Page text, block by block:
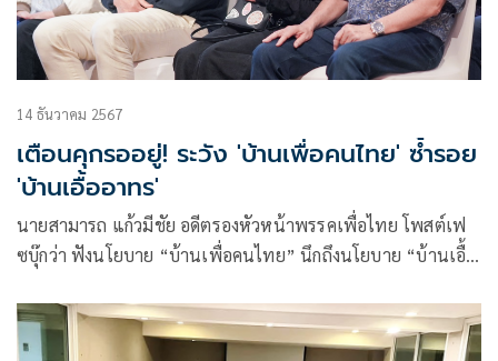
14 ธันวาคม 2567
เตือนคุกรออยู่! ระวัง 'บ้านเพื่อคนไทย' ซ้ำรอย
'บ้านเอื้ออาทร'
นายสามารถ แก้วมีชัย อดีตรองหัวหน้าพรรคเพื่อไทย โพสต์เฟ
ซบุ๊กว่า ฟังนโยบาย “บ้านเพื่อคนไทย” นึกถึงนโยบาย “บ้านเอื้อ